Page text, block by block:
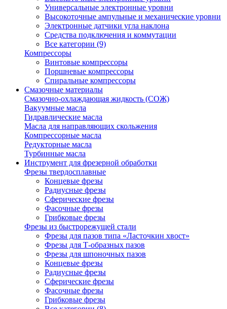
Универсальные электронные уровни
Высокоточные ампульные и механические уровни
Электронные датчики угла наклона
Средства подключения и коммутации
Все категории (9)
Компрессоры
Винтовые компрессоры
Поршневые компрессоры
Спиральные компрессоры
Смазочные материалы
Смазочно-охлаждающая жидкость (СОЖ)
Вакуумные масла
Гидравлические масла
Масла для направляющих скольжения
Компрессорные масла
Редукторные масла
Турбинные масла
Инструмент для фрезерной обработки
Фрезы твердосплавные
Концевые фрезы
Радиусные фрезы
Сферические фрезы
Фасочные фрезы
Грибковые фрезы
Фрезы из быстрорежущей стали
Фрезы для пазов типа «Ласточкин хвост»
Фрезы для Т-образных пазов
Фрезы для шпоночных пазов
Концевые фрезы
Радиусные фрезы
Сферические фрезы
Фасочные фрезы
Грибковые фрезы